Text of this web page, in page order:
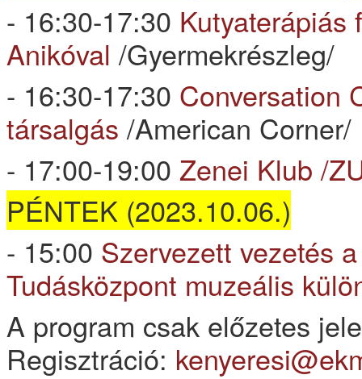
- 16:30-17:30 Kutyaterápiás
Anikóval /Gyermekrészleg/
- 16:30-17:30 Conversation
társalgás /American Corner/
- 17:00-19:00 Zenei Klub /
PÉNTEK (2023.10.06.)
- 15:00 Szervezett vezetés
Tudásközpont muzeális
A program csak előzetes
Regisztráció: